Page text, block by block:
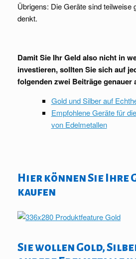
Übrigens: Die Geräte sind teilweise
denkt.
Damit Sie Ihr Geld also nicht in
investieren, sollten Sie sich auf
folgenden zwei Beiträge genauer
Gold und Silber auf
Empfohlene Geräte für
von Edelmetallen
Hier können Sie Ihre
kaufen
Sie wollen Gold,